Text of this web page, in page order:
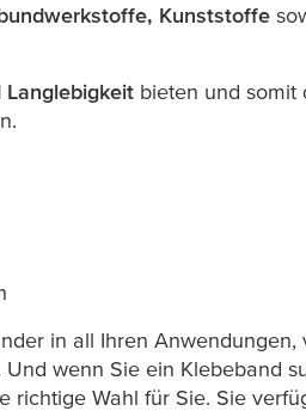
Kunststoffe
bieten und somit
in all Ihren Anwendungen,
wenn Sie ein Klebeband
richtige Wahl für Sie. Sie